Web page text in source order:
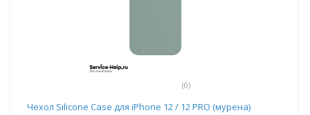
(0)
Чехол Silicone Case для iPhone 12 / 12 PRO (мурена)